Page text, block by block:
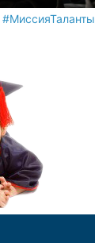
#МиссияТаланты